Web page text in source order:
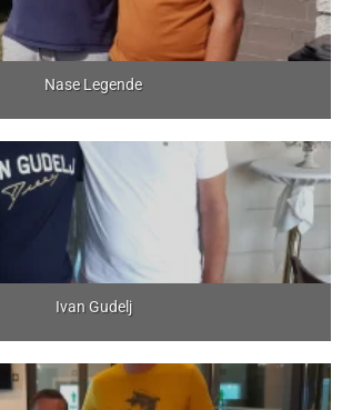
Nase Legende
Ivan Gudelj